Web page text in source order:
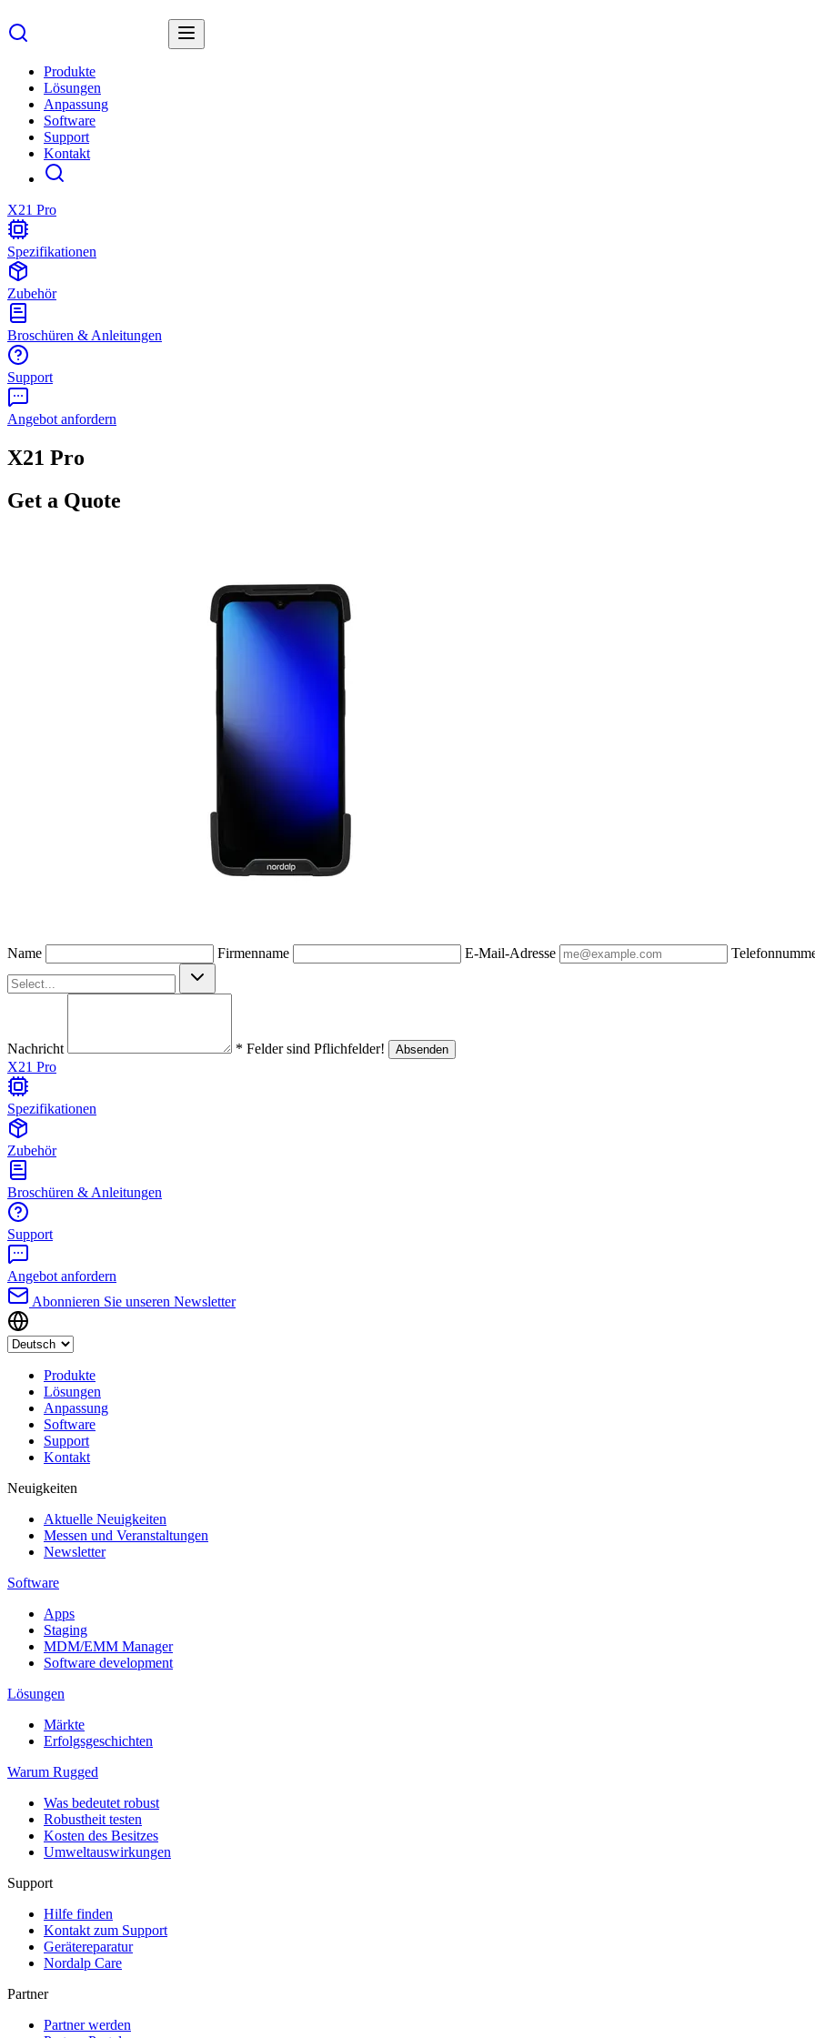
Produkte
Lösungen
Anpassung
Software
Support
Kontakt
X21 Pro
Spezifikationen
Zubehör
Broschüren & Anleitungen
Support
Angebot anfordern
X21 Pro
Get a Quote
Name Firmenname E-Mail-Adresse
Nachricht * Felder sind Pflichfelder! Absenden
X21 Pro
Spezifikationen
Zubehör
Broschüren & Anleitungen
Support
Angebot anfordern
Abonnieren Sie unseren Newsletter
Produkte
Lösungen
Anpassung
Software
Support
Kontakt
Neuigkeiten
Aktuelle Neuigkeiten
Messen und Veranstaltungen
Newsletter
Software
Apps
Staging
MDM/EMM Manager
Software development
Lösungen
Märkte
Erfolgsgeschichten
Warum Rugged
Was bedeutet robust
Robustheit testen
Kosten des Besitzes
Umweltauswirkungen
Support
Hilfe finden
Kontakt zum Support
Gerätereparatur
Nordalp Care
Partner
Partner werden